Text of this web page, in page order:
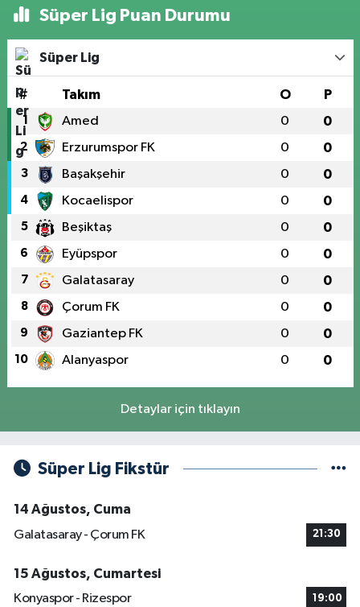
Süper Lig Puan Durumu
Süper Lig
# Takım O P
1 Amed 0 0
2 Erzurumspor FK 0 0
3 Başakşehir 0 0
4 Kocaelispor 0 0
5 Beşiktaş 0 0
6 Eyüpspor 0 0
7 Galatasaray 0 0
8 Çorum FK 0 0
9 Gaziantep FK 0 0
10 Alanyaspor 0 0
Detaylar için tıklayın
Süper Lig Fikstür
14 Ağustos, Cuma
Galatasaray - Çorum FK
21:30
15 Ağustos, Cumartesi
Konyaspor - Rizespor
19:00